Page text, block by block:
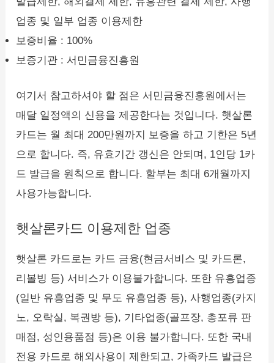
업종 및 일부 업종 이용제한
보증비율 : 100%
보증기관 : 서민금융진흥원
여기서 참고하셔야 할 점은 서민금융진흥원에서는
매달 일정액의 신용을 제공한다는 것입니다. 햇살론
카드는 월 최대 200만원까지 보증을 하고 기한은 5년
으로 합니다. 즉, 유효기간 갱신은 안되며, 1인당 1카
드 발급을 원칙으로 합니다. 할부는 최대 6개월까지
사용가능합니다.
햇살론카드 이용제한 업종
햇살론 카드로는 카드 금융(현금서비스 및 카드론,
리볼빙 등) 서비스가 이용불가합니다. 또한 유흥업종
(일반 유흥업종 및 무도 유흥업종 등), 사행업종(카지
노, 오락실, 복권방 등), 기타업종(골프장, 총포류 판
매점, 성인용품점 등)은 이용 불가합니다. 또한 국내
전용 카드로 해외사용이 제한되고, 가족카드 발급은